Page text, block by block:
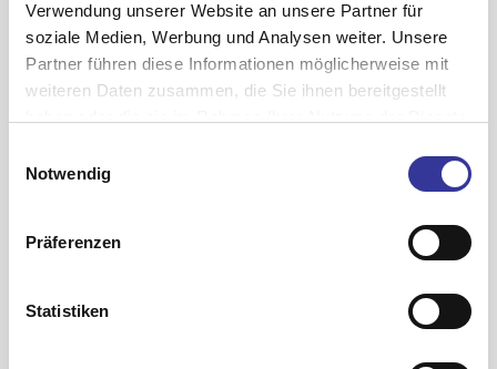
Verwendung unserer Website an unsere Partner für
soziale Medien, Werbung und Analysen weiter. Unsere
Partner führen diese Informationen möglicherweise mit
weiteren Daten zusammen, die Sie ihnen bereitgestellt
Datenschutzerklärung
Notwendig
Präferenzen
Statistiken
Jetset